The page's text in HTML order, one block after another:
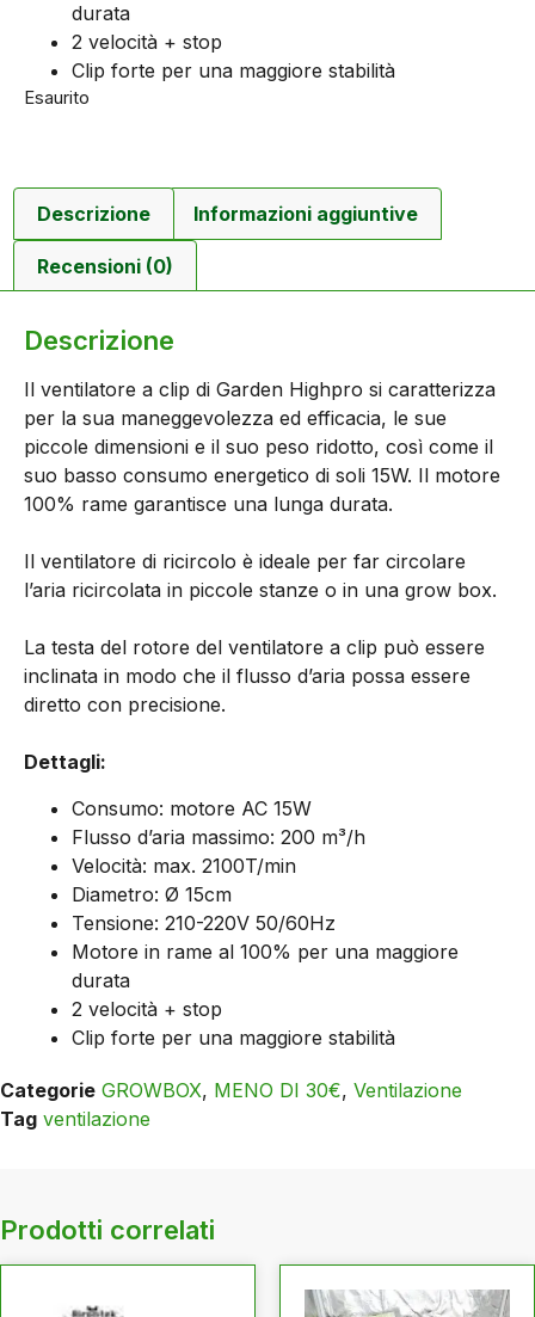
durata
2 velocità + stop
Clip forte per una maggiore stabilità
Esaurito
Descrizione Informazioni aggiuntive
Recensioni (0)
Descrizione
Il ventilatore a clip di Garden Highpro si caratterizza
per la sua maneggevolezza ed efficacia, le sue
piccole dimensioni e il suo peso ridotto, così come il
suo basso consumo energetico di soli 15W. Il motore
100% rame garantisce una lunga durata.
Il ventilatore di ricircolo è ideale per far circolare
l’aria ricircolata in piccole stanze o in una grow box.
La testa del rotore del ventilatore a clip può essere
inclinata in modo che il flusso d’aria possa essere
diretto con precisione.
Dettagli:
Consumo: motore AC 15W
Flusso d’aria massimo: 200 m³/h
Velocità: max. 2100T/min
Diametro: Ø 15cm
Tensione: 210-220V 50/60Hz
Motore in rame al 100% per una maggiore
durata
2 velocità + stop
Clip forte per una maggiore stabilità
Categorie GROWBOX, MENO DI 30€, Ventilazione
Tag ventilazione
Prodotti correlati